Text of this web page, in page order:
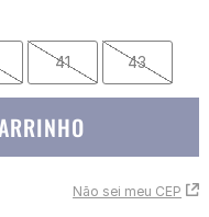
41 43
Não sei meu CEP